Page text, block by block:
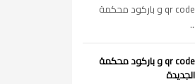
أجندة جلسات qr code و باركود محكمة
أجندة جلسات qr code و باركود محكمة